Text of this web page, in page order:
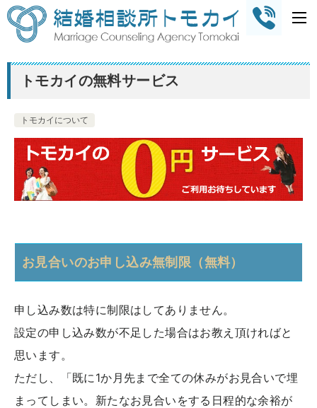
トモカイの無料サービス
トモカイについて
お見合いのお申し込み無制限（無料）
申し込み数は特に制限はしてありません。
設定の申し込み数が不足した場合はお教え頂ければと
思います。
ただし、「既に1か月先まで全ての休みがお見合いで埋
まってしまい。新たなお見合いをする日程的な余裕が